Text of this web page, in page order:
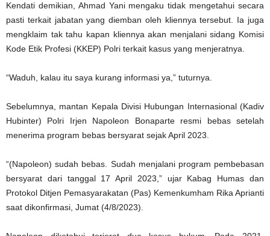
Kendati demikian, Ahmad Yani mengaku tidak mengetahui secara
pasti terkait jabatan yang diemban oleh kliennya tersebut. Ia juga
mengklaim tak tahu kapan kliennya akan menjalani sidang Komisi
Kode Etik Profesi (KKEP) Polri terkait kasus yang menjeratnya.
“Waduh, kalau itu saya kurang informasi ya,” tuturnya.
Sebelumnya, mantan Kepala Divisi Hubungan Internasional (Kadiv
Hubinter) Polri Irjen Napoleon Bonaparte resmi bebas setelah
menerima program bebas bersyarat sejak April 2023.
“(Napoleon) sudah bebas. Sudah menjalani program pembebasan
bersyarat dari tanggal 17 April 2023,” ujar Kabag Humas dan
Protokol Ditjen Pemasyarakatan (Pas) Kemenkumham Rika Aprianti
saat dikonfirmasi, Jumat (4/8/2023).